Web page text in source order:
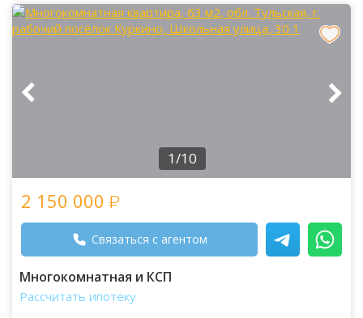
1/10
2 150 000
Связаться с агентом
Многокомнатная и КСП
Рассчитать ипотеку